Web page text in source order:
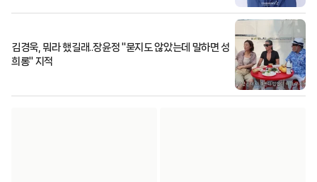
김경욱, 뭐라 했길래..장윤정 "묻지도 않았는데 말하면 성
희롱" 지적